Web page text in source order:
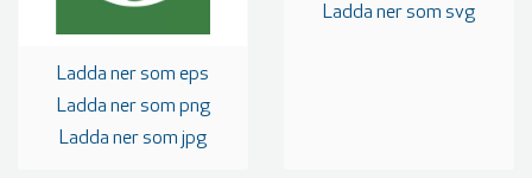
BLIR VÄRLDEN BÄTTRE?
Ladda ner som eps
Ladda ner som png
Ladda ner som jpg
Ladda ner som svg